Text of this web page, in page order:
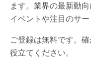
ます。業界の最新動
イベントや注目のサ
ご登録は無料です。
役立てください。